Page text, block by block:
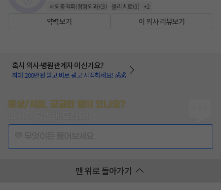
체외충격파(정형외과)(3) 물리치료(3) +2
약력보기 이 의사 리뷰보기
혹시 의사·병원관계자 이신가요?
최대 200만원 받고 바로 광고 시작하세요! 💰💰
증상/치료, 궁금한 점이 있나요?
맨 위로 돌아가기